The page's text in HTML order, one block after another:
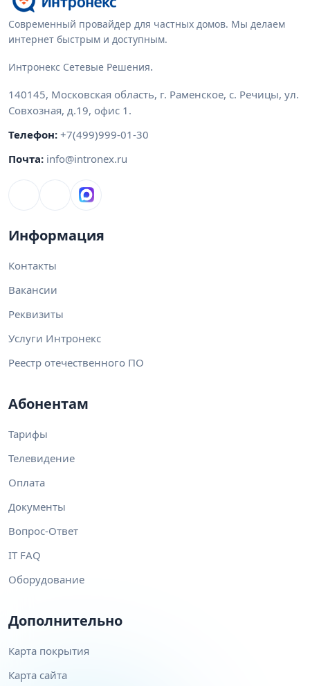
Современный провайдер для частных домов. Мы делаем
интернет быстрым и доступным.
Интронекс Сетевые Решения.
140145, Московская область, г. Раменское, с. Речицы, ул.
Совхозная, д.19, офис 1 .
Телефон: +7(499)999-01-30
Почта: info@intronex.ru
Информация
Контакты
Вакансии
Реквизиты
Услуги Интронекс
Реестр отечественного ПО
Абонентам
Тарифы
Телевидение
Оплата
Документы
Вопрос-Ответ
IT FAQ
Оборудование
Дополнительно
Карта покрытия
Карта сайта